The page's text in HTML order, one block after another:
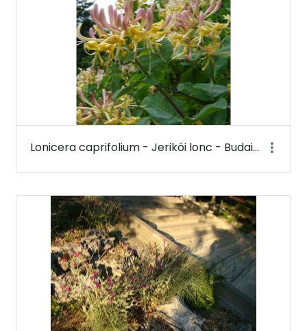
Lonicera caprifolium - Jerikói lonc - Budai Arborétum